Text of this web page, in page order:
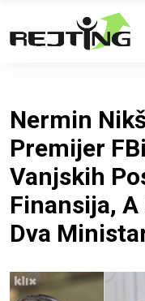
Nermin
Premijer
Vanjskih
Finansija,
Dva